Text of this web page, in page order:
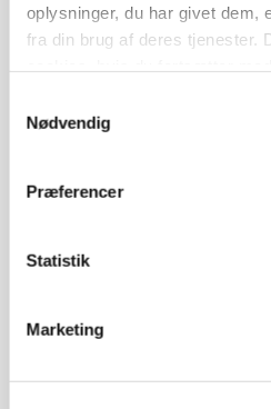
oplysninger, du har givet dem,
fra din brug af deres tjenester.
Nødvendig
Præferencer
Statistik
Marketing
Olieprisfald og fredshåb
på 3 procent